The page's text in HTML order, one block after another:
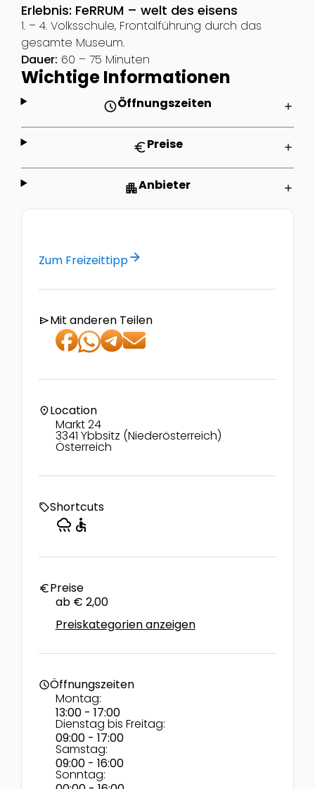
Erlebnis: FeRRUM – welt des eisens
1. – 4. Volksschule, Frontalführung durch das
gesamte Museum.
Dauer: 60 – 75 Minuten
Wichtige Informationen
scheduleÖffnungszeiten add
euroPreise add
apartmentAnbieter add
Zum Freizeittipparrow_forward
sendMit anderen Teilen
location_onLocation
Markt 24
3341 Ybbsitz (Niederösterreich)
Österreich
local_offerShortcuts
rainy accessible
euroPreise
ab € 2,00
Preiskategorien anzeigen
scheduleÖffnungszeiten
Montag:
13:00 - 17:00
Dienstag bis Freitag:
09:00 - 17:00
Samstag:
09:00 - 16:00
Sonntag: